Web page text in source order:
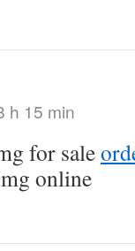
h 15 min
for sale
online